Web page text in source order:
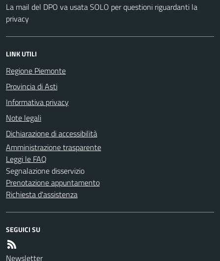
La mail del DPO va usata SOLO per questioni riguardanti la
privacy
LINK UTILI
Regione Piemonte
Provincia di Asti
Informativa privacy
Note legali
Dichiarazione di accessibilità
Amministrazione trasparente
Leggi le FAQ
Segnalazione disservizio
Prenotazione appuntamento
Richiesta d'assistenza
SEGUICI SU
Newsletter